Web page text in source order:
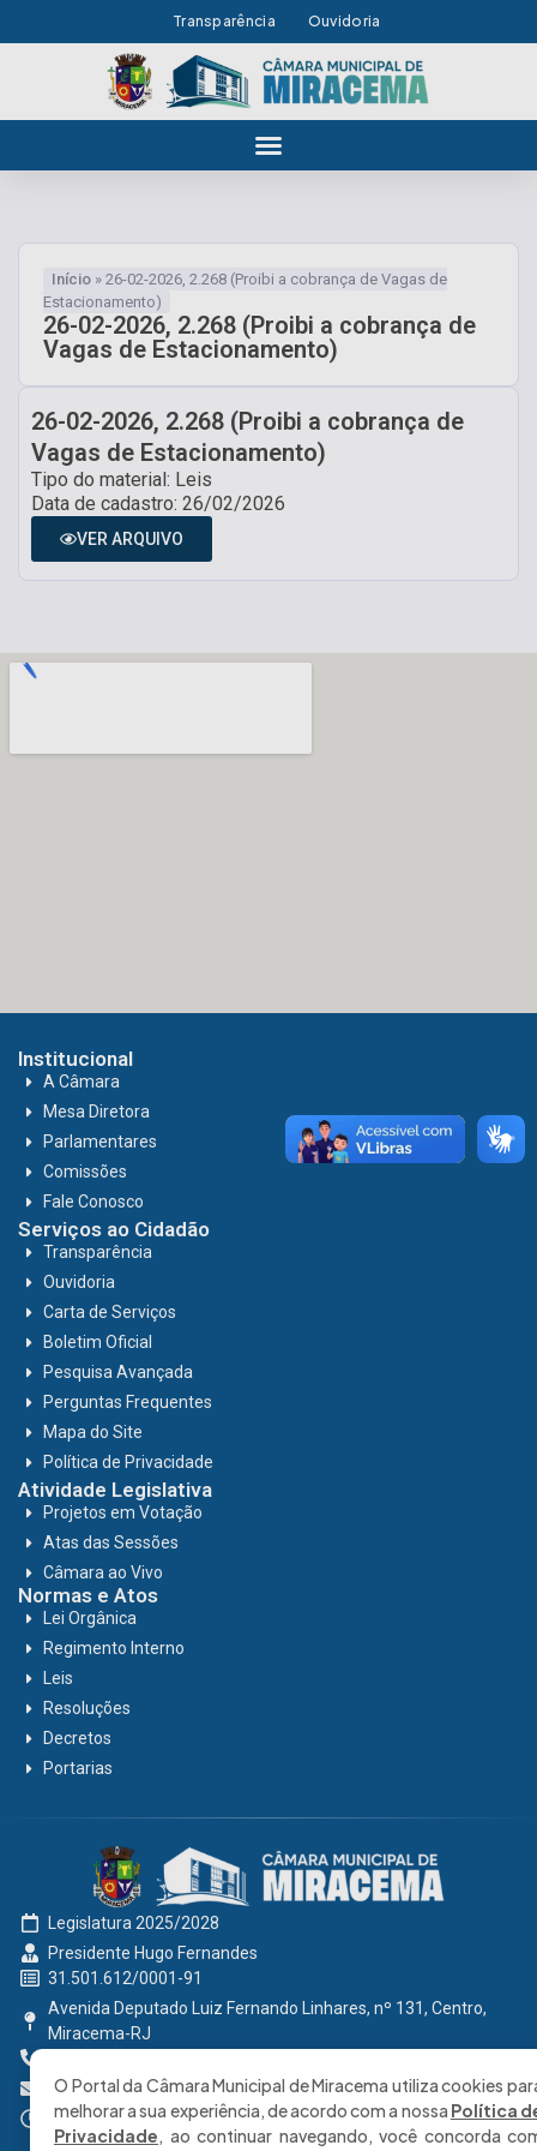
Transparência Ouvidoria
Início » 26-02-2026, 2.268 (Proibi a cobrança de Vagas de
Estacionamento)
26-02-2026, 2.268 (Proibi a cobrança de
Vagas de Estacionamento)
26-02-2026, 2.268 (Proibi a cobrança de
Vagas de Estacionamento)
Tipo do material: Leis
Data de cadastro: 26/02/2026
VER ARQUIVO
Institucional
A Câmara
Mesa Diretora
Parlamentares
Comissões
Fale Conosco
Serviços ao Cidadão
Transparência
Ouvidoria
Carta de Serviços
Boletim Oficial
Pesquisa Avançada
Perguntas Frequentes
Mapa do Site
Política de Privacidade
Atividade Legislativa
Projetos em Votação
Atas das Sessões
Câmara ao Vivo
Normas e Atos
Lei Orgânica
Regimento Interno
Leis
Resoluções
Decretos
Portarias
Legislatura 2025/2028
Presidente Hugo Fernandes
31.501.612/0001-91
Avenida Deputado Luiz Fernando Linhares, nº 131, Centro,
Miracema-RJ
secretaria@cmmiracema.rj.gov.br
Segunda à Sexta: 08:00 às 17:00 hrs
O Portal da Câmara Municipal de Miracema utiliza cookies
melhorar a sua experiência, de acordo com a nossa Política
Privacidade, ao continuar navegando, você concorda